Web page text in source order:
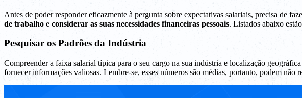
Antes de poder responder eficazmente à pergunta sobre expectativas salariais, precisa de
de trabalho e considerar as suas necessidades financeiras pessoais. Listados abaixo
Pesquisar os Padrões da Indústria
Compreender a faixa salarial típica para o seu cargo na sua indústria e localização
fornecer informações valiosas. Lembre-se, esses números são médias, portanto, podem não